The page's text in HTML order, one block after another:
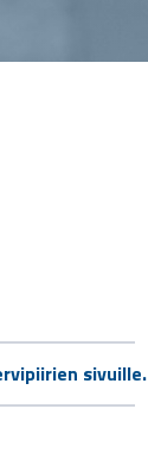
sivuille.